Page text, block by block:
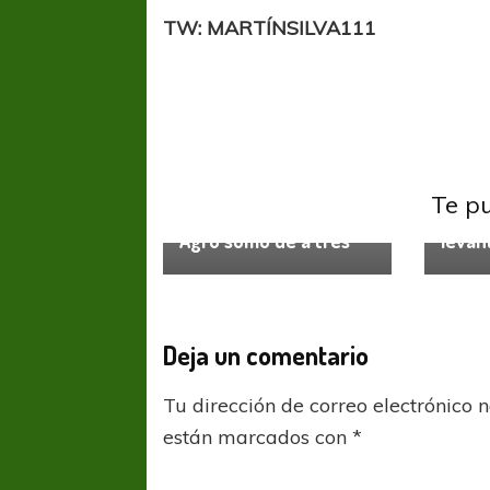
TW: MARTÍNSILVA111
Te
Agro sumo de a tres
El
Deja un comentario
Tu dirección de correo electrónico
están marcados con*